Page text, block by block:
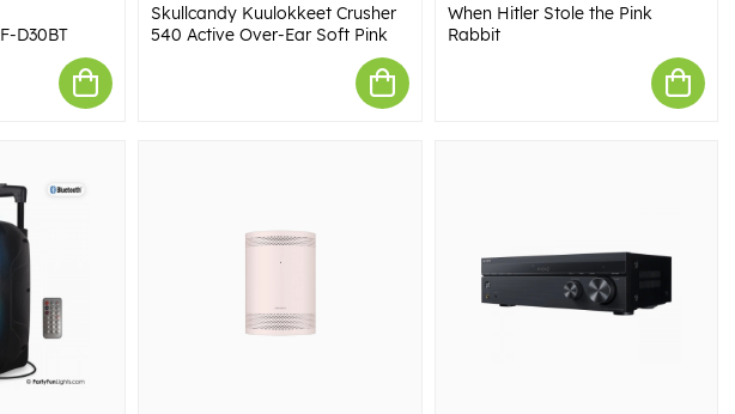
D30BT
Skullcandy Kuulokkeet Crusher
540 Active Over-Ear Soft Pink
When Hitler Stole the Pink
Rabbit